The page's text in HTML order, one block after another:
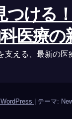
つける
医療の
支える、最新の医
テーマ: